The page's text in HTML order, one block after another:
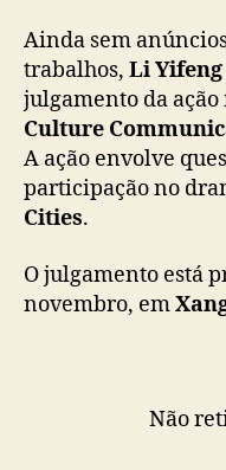
Ainda sem
trabalhos, Li Yifeng
julgamento da
Culture
A ação envolve
participação no
Cities.
O julgamento está
novembro, em
Não